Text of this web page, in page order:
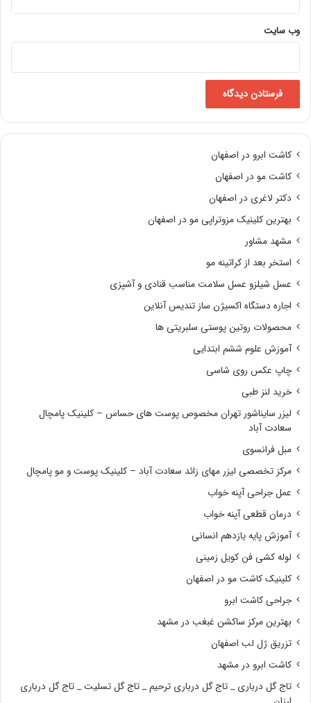
وب‌ سایت
کاشت ابرو در اصفهان
کاشت مو در اصفهان
دکتر لاغری در اصفهان
بهترین کلینیک مزوتراپی مو در اصفهان
مشهد مشاور
استخر بعد از کراتینه مو
عسل شیلزو عسل سلامت مناسب قنادی و آشپزی
اجاره دستگاه اکسیژن ساز تندیس آنلاین
محصولات روتین پوستی سلبریتی ها
آموزش علوم ششم ابتدایی
چاپ عکس روی شاسی
خرید لنز طبی
لیزر سایناشور تهران مخصوص پوست های حساس – کلینیک پامچال
سعادت آباد
مبل فرانسوی
مرکز تخصصی لیزر مهای زائد سعادت آباد – کلینیک پوست و مو پامچال
عمل جراحی آپنه خواب
درمان قطعی آپنه خواب
آموزش پایه یازدهم انسانی
لوله کشی فن کویل زمینی
کلینیک کاشت مو در اصفهان
جراحی کاشت ابرو
بهترین مرکز ساکشن غبغب در مشهد
تزریق ژل لب اصفهان
کاشت ابرو در مشهد
تاج گل درباری _ تاج گل درباری ترحیم _ تاج گل تسلیت _ تاج گل درباری